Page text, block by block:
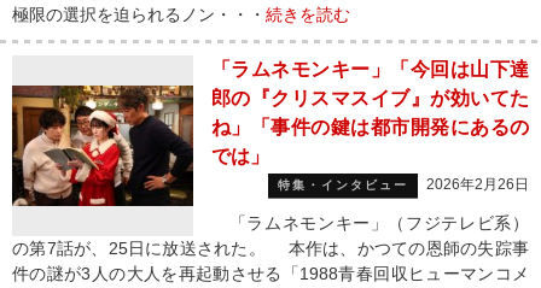
極限の選択を迫られるノン・・・ 続きを読む
「ラムネモンキー」「今回は山下達
郎の『クリスマスイブ』が効いてた
ね」「事件の鍵は都市開発にあるの
では」
特集・インタビュー 2026年2月26日
「ラムネモンキー」（フジテレビ系）
の第7話が、25日に放送された。 本作は、かつての恩師の失踪事
件の謎が3人の大人を再起動させる「1988青春回収ヒューマンコメ